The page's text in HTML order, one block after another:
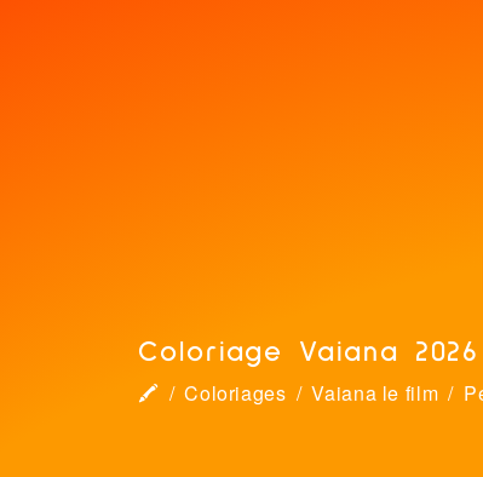
Coloriage Vaiana 2026
🖍 Coloriages Vaiana le film